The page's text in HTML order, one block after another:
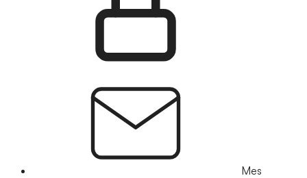
Mes